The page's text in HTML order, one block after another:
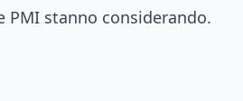
PMI stanno considerando.